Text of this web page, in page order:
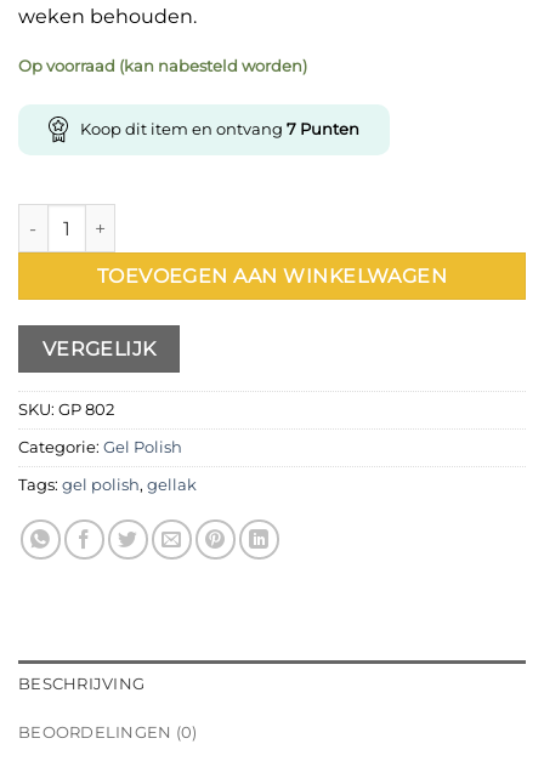
weken behouden.
Op voorraad (kan nabesteld worden)
Koop dit item en ontvang 7 Punten
Gel Polish 802 15 ml aantal
TOEVOEGEN AAN WINKELWAGEN
VERGELIJK
SKU: GP 802
Categorie: Gel Polish
Tags: gel polish, gellak
BESCHRIJVING
BEOORDELINGEN (0)